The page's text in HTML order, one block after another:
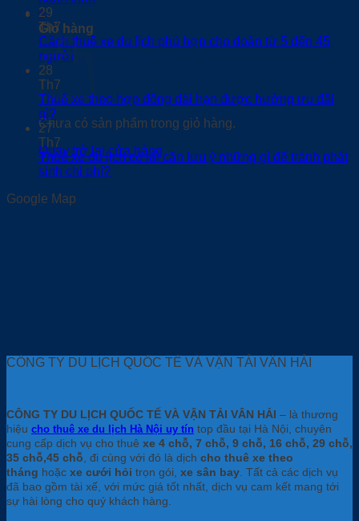
0
Giỏ hàng
Chưa có sản phẩm trong giỏ hàng.
Quay trở lại cửa hàng
29
Th7
Cách thuê xe du lịch phù hợp cho đoàn từ 5 đến 45
người
28
Th7
Thuê xe theo hợp đồng dài hạn được hưởng ưu đãi
gì?
27
Th7
Thuê xe du lịch có lái cần lưu ý những gì để tránh phát
sinh chi phí?
Google Map
CÔNG TY DU LỊCH QUỐC TẾ VÀ VẬN TẢI VÂN HẢI
CÔNG TY DU LỊCH QUỐC TẾ VÀ VẬN TẢI VÂN HẢI – là thương
hiệu cho thuê xe du lịch Hà Nội uy tín top đầu tại Hà Nội, chuyên
cung cấp dịch vụ cho thuê xe 4 chỗ, 7 chỗ, 9 chỗ, 16 chỗ, 29 chỗ,
35 chỗ,45 chỗ , đi cùng với đó là dịch cho thuê xe theo
tháng hoặc xe cưới hỏi trọn gói, xe sân bay . Tất cả các dịch vụ
đã bao gồm tài xế, với mức giá tốt nhất, dịch vụ cam kết mang tới
sự hài lòng cho quý khách hàng.